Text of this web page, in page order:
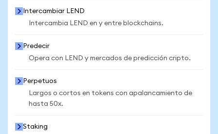
Intercambiar LEND
Intercambia LEND en y entre blockchains.
Predecir
Opera con LEND y mercados de predicción cripto.
Perpetuos
Largos o cortos en tokens con apalancamiento de
hasta 50x.
Staking